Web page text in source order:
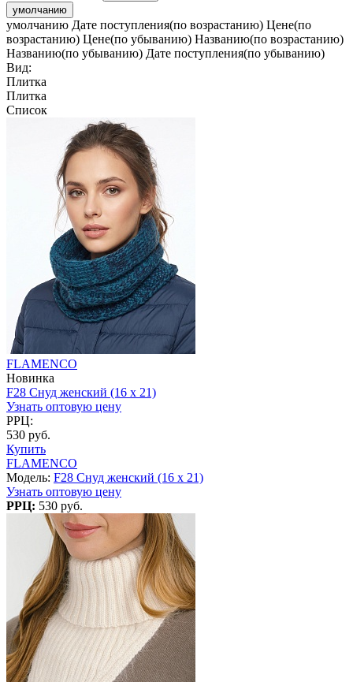
умолчанию
умолчанию Дате поступления(по возрастанию) Цене(по
возрастанию) Цене(по убыванию) Названию(по возрастанию)
Названию(по убыванию) Дате поступления(по убыванию)
Вид:
Плитка
Плитка
Список
FLAMENCO
Новинка
F28 Снуд женский (16 x 21)
Узнать оптовую цену
РРЦ:
530 руб.
Купить
FLAMENCO
Модель: F28 Снуд женский (16 x 21)
Узнать оптовую цену
РРЦ: 530 руб.